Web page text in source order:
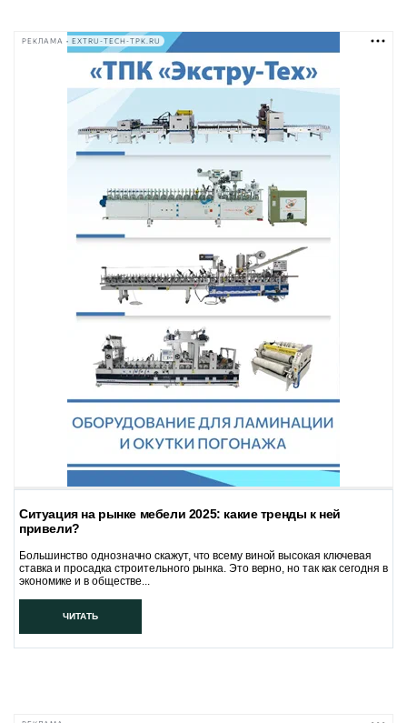
РЕКЛАМА • EXTRU-TECH-TPK.RU
Ситуация на рынке мебели 2025: какие тренды к ней
привели?
Большинство однозначно скажут, что всему виной высокая ключевая
ставка и просадка строительного рынка. Это верно, но так как сегодня в
экономике и в обществе...
ЧИТАТЬ